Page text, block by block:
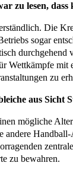
zu lesen,
Die
sogar
mit
zu
aus Sicht
mögliche
andere
zu bewahren.